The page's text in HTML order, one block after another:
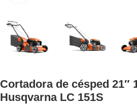
Cortadora de césped 21″
Husqvarna LC 151S